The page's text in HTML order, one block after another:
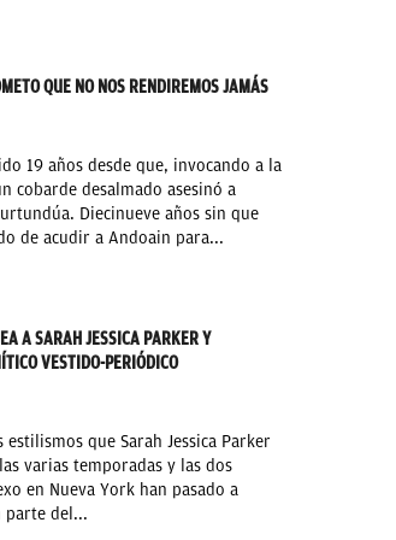
QUE NO NOS RENDIREMOS JAMÁS
19 años desde que, invocando a la
cobarde desalmado asesinó a
Diecinueve años sin que
de acudir a Andoain para...
A SARAH JESSICA PARKER Y
VESTIDO-PERIÓDICO
estilismos que Sarah Jessica Parker
varias temporadas y las dos
en Nueva York han pasado a
parte del...